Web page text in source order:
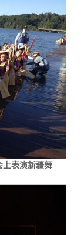
上表演新疆舞